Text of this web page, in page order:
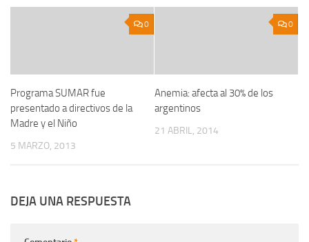
0
Programa SUMAR fue
presentado a directivos de la
Madre y el Niño
5 MARZO, 2013
0
Anemia: afecta al 30% de los
argentinos
21 ABRIL, 2014
DEJA UNA RESPUESTA